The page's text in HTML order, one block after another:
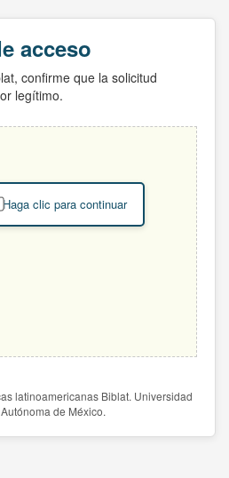
acceso
confirme que la solicitud
legítimo.
Haga clic para continuar
latinoamericanas Biblat. Universidad
de México.